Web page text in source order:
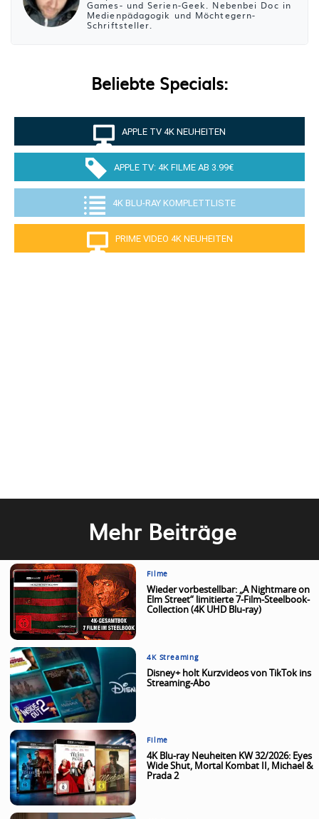
Games- und Serien-Geek. Nebenbei Doc in
Medienpädagogik und Möchtegern-
Schriftsteller.
Beliebte Specials:
APPLE TV 4K NEUHEITEN
APPLE TV: 4K FILME AB 3.99€
4K BLU-RAY KOMPLETTLISTE
PRIME VIDEO 4K NEUHEITEN
Mehr Beiträge
Filme
Wieder vorbestellbar: „A Nightmare on
Elm Street“ limitierte 7-Film-Steelbook-
Collection (4K UHD Blu-ray)
4K Streaming
Disney+ holt Kurzvideos von TikTok ins
Streaming-Abo
Filme
4K Blu-ray Neuheiten KW 32/2026: Eyes
Wide Shut, Mortal Kombat II, Michael &
Prada 2